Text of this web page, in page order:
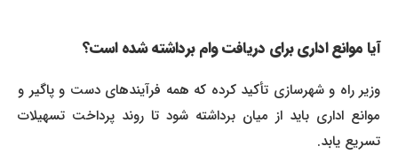
آیا موانع اداری برای دریافت وام برداشته شده است؟
وزیر راه و شهرسازی تأکید کرده که همه فرآیندهای دست و پاگیر و
موانع اداری باید از میان برداشته شود تا روند پرداخت تسهیلات
تسریع یابد.